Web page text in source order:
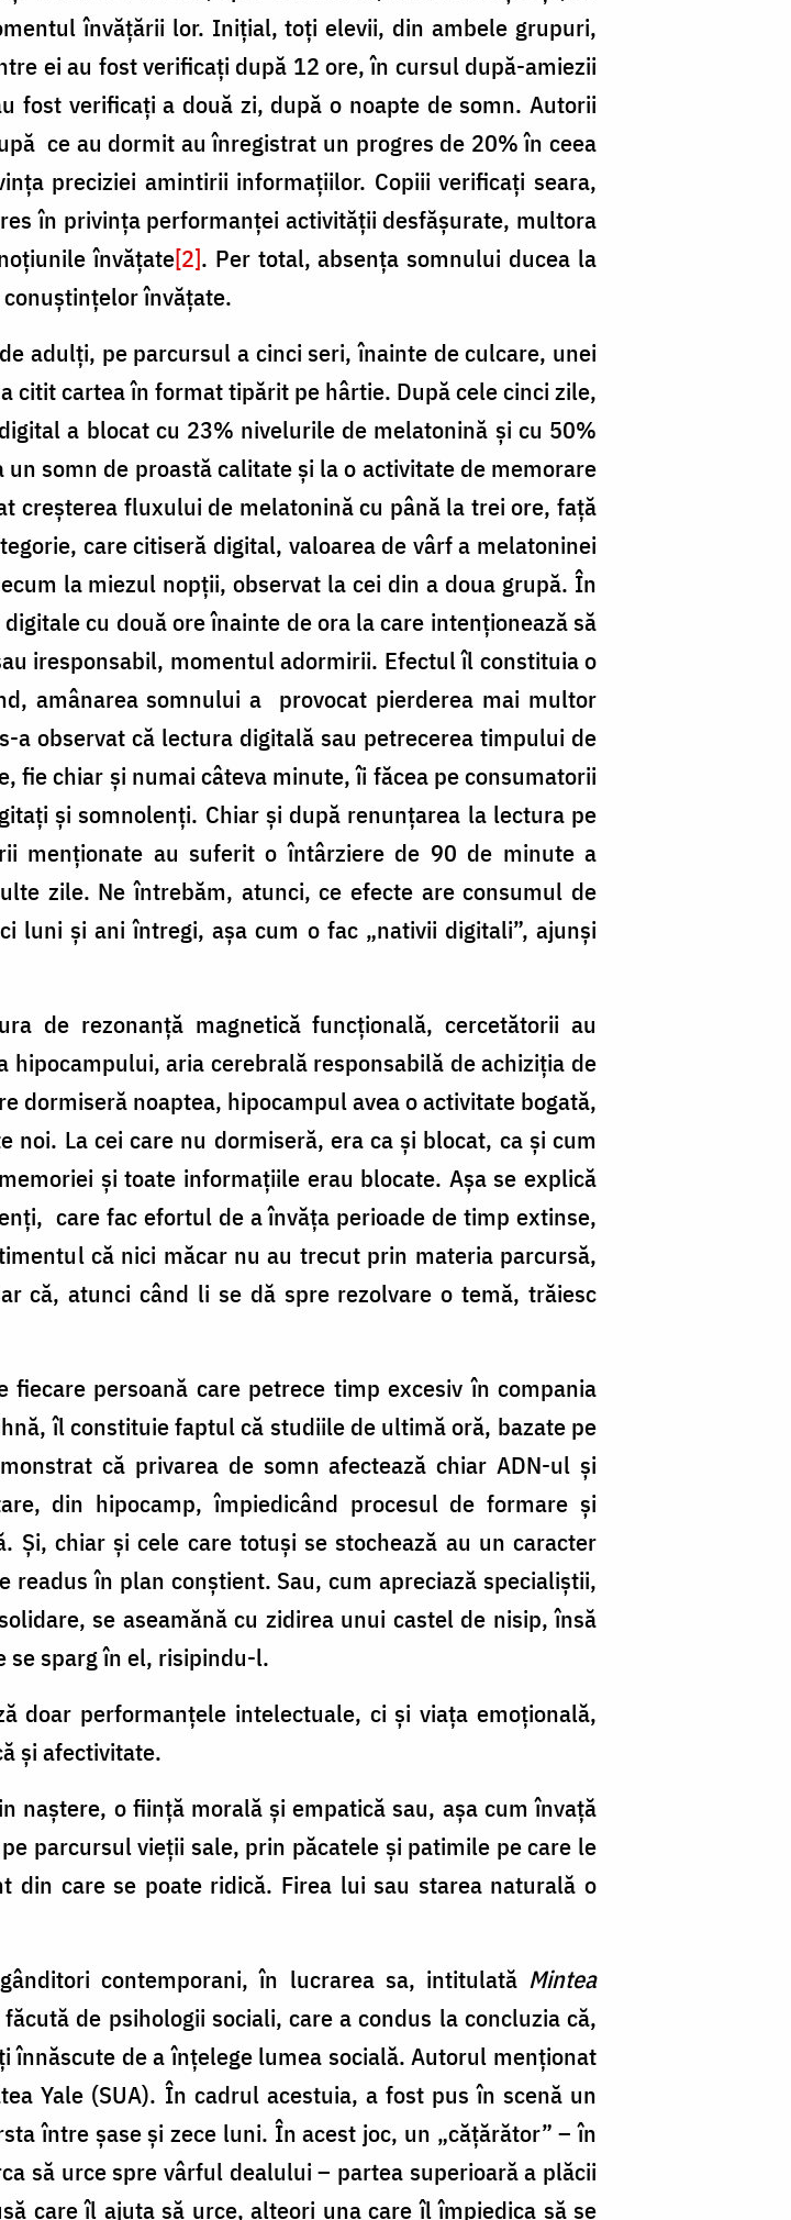
învățării lor. Inițial, toți elevii, din ambele grupuri,
ei au fost verificați după 12 ore, în cursul după-amiezii
fost verificați a două zi, după o noapte de somn. Autorii
ce au dormit au înregistrat un progres de 20% în ceea
preciziei amintirii informațiilor. Copiii verificați seara,
în privința performanței activității desfășurate, multora
învățate[2]. Per total, absența somnului ducea la
învățate.
adulți, pe parcursul a cinci seri, înainte de culcare, unei
citit cartea în format tipărit pe hârtie. După cele cinci zile,
a blocat cu 23% nivelurile de melatonină și cu 50%
somn de proastă calitate și la o activitate de memorare
creșterea fluxului de melatonină cu până la trei ore, față
care citiseră digital, valoarea de vârf a melatoninei
la miezul nopții, observat la cei din a doua grupă. În
cu două ore înainte de ora la care intenționează să
iresponsabil, momentul adormirii. Efectul îl constituia o
amânarea somnului a provocat pierderea mai multor
a observat că lectura digitală sau petrecerea timpului de
fie chiar și numai câteva minute, îi făcea pe consumatorii
și somnolenți. Chiar și după renunțarea la lectura pe
menționate au suferit o întârziere de 90 de minute a
zile. Ne întrebăm, atunci, ce efecte are consumul de
luni și ani întregi, așa cum o fac „nativii digitali”, ajunși
de rezonanță magnetică funcțională, cercetătorii au
aria cerebrală responsabilă de achiziția de
dormiseră noaptea, hipocampul avea o activitate bogată,
noi. La cei care nu dormiseră, era ca și blocat, ca și cum
și toate informațiile erau blocate. Așa se explică
care fac efortul de a învăța perioade de timp extinse,
că nici măcar nu au trecut prin materia parcursă,
că, atunci când li se dă spre rezolvare o temă, trăiesc
persoană care petrece timp excesiv în compania
îl constituie faptul că studiile de ultimă oră, bazate pe
că privarea de somn afectează chiar ADN-ul și
din hipocamp, împiedicând procesul de formare și
chiar și cele care totuși se stochează au un caracter
în plan conștient. Sau, cum apreciază specialiștii,
se aseamănă cu zidirea unui castel de nisip, însă
se sparg în el, risipindu-l.
doar performanțele intelectuale, ci și viața emoțională,
și afectivitate.
naștere, o ființă morală și empatică sau, așa cum învață
parcursul vieții sale, prin păcatele și patimile pe care le
din care se poate ridică. Firea lui sau starea naturală o
contemporani, în lucrarea sa, intitulată Mintea
de psihologii sociali, care a condus la concluzia că,
înnăscute de a înțelege lumea socială. Autorul menționat
Yale (SUA). În cadrul acestuia, a fost pus în scenă un
între șase și zece luni. În acest joc, un „cățărător” – în
să urce spre vârful dealului – partea superioară a plăcii
care îl ajuta să urce, alteori una care îl împiedica să se